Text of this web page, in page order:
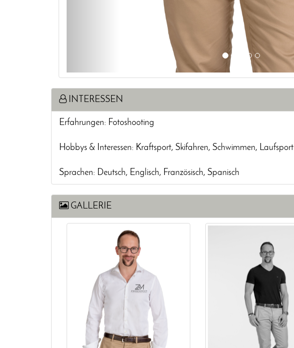
INTERESSEN
Erfahrungen: Fotoshooting
Hobbys & Interessen: Kraftsport, Skifahren, Schwimmen, Laufsport
Sprachen: Deutsch, Englisch, Französisch, Spanisch
GALLERIE